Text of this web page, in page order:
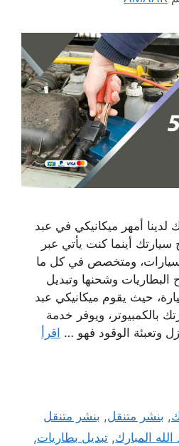
لدينا أمهر ميكانيكي في عبد
سيارتك أينما كنت يأتي عبر
ومتخصص في كل ما
وشحنها وتبديل
حيث يقوم ميكانيكي عبد
بالكمبيوتر، ويوفر خدمة
وتعبئة الوقود فهو … اقرأ
, بنشر متنقل, بنشر متنقل
المبارك, تبديل بطاريات,